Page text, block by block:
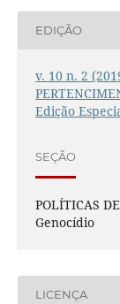
EDIÇÃO
v. 10 n. 2
Edição
SEÇÃO
POLÍTICAS
Genocídio
LICENÇA